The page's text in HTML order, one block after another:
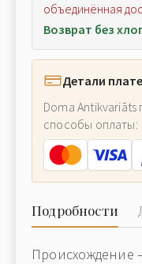
объединённая
Возврат без
Детали
Doma
способы оплаты:
Подробности
Происхождение